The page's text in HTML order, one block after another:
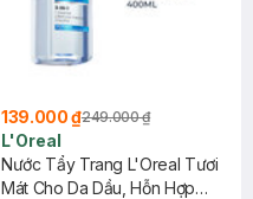
139.000 ₫249.000 ₫
L'Oreal
Nước Tẩy Trang L'Oreal Tươi
Mát Cho Da Dầu, Hỗn Hợp